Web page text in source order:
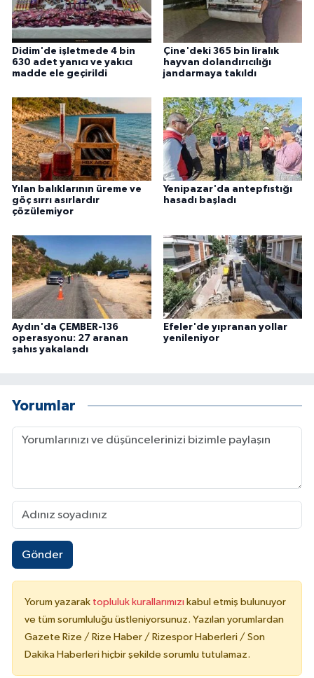
Didim'de işletmede 4 bin
630 adet yanıcı ve yakıcı
madde ele geçirildi
Çine'deki 365 bin liralık
hayvan dolandırıcılığı
jandarmaya takıldı
Yılan balıklarının üreme ve
göç sırrı asırlardır
çözülemiyor
Yenipazar'da antepfıstığı
hasadı başladı
Aydın'da ÇEMBER-136
operasyonu: 27 aranan
şahıs yakalandı
Efeler'de yıpranan yollar
yenileniyor
Yorumlar
Gönder
Yorum yazarak topluluk kurallarımızı kabul etmiş bulunuyor
ve tüm sorumluluğu üstleniyorsunuz. Yazılan yorumlardan
Gazete Rize / Rize Haber / Rizespor Haberleri / Son
Dakika Haberleri hiçbir şekilde sorumlu tutulamaz.